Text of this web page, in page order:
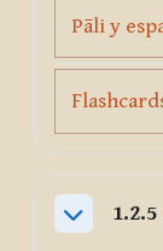
Pāli y
Collapse
1.2.5